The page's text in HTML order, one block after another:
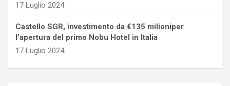
17 Luglio 2024
Castello SGR, investimento da €135 milioniper
l’apertura del primo Nobu Hotel in Italia
17 Luglio 2024